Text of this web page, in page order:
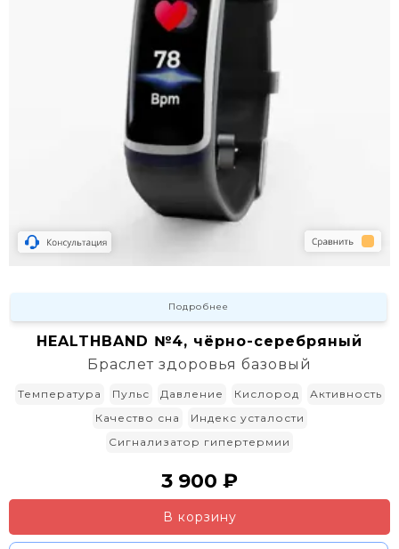
Подробнее
HEALTHBAND №4, чёрно-серебряный
Браслет здоровья базовый
Температура Пульс Давление Кислород
Активность
Качество сна
Индекс усталости
Сигнализатор гипертермии
3 900 ₽
В корзину